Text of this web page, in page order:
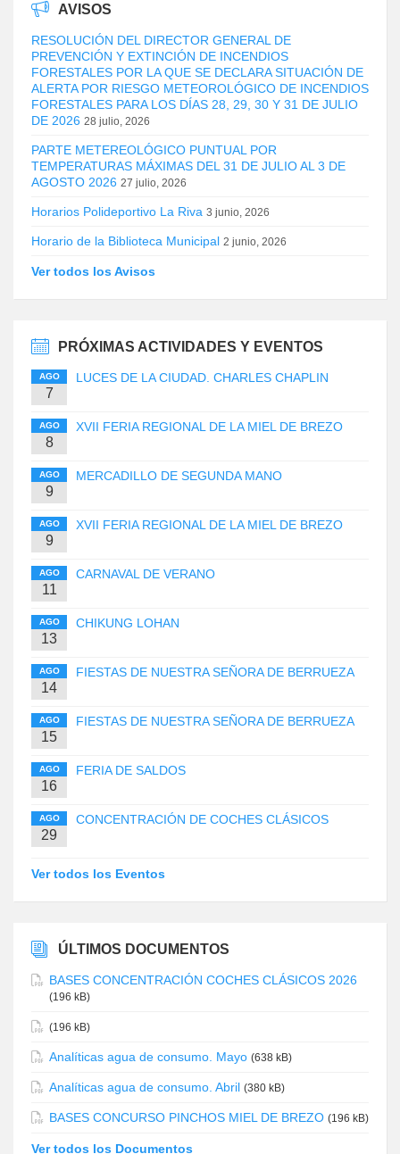
AVISOS
RESOLUCIÓN DEL DIRECTOR GENERAL DE
PREVENCIÓN Y EXTINCIÓN DE INCENDIOS
FORESTALES POR LA QUE SE DECLARA SITUACIÓN DE
ALERTA POR RIESGO METEOROLÓGICO DE INCENDIOS
FORESTALES PARA LOS DÍAS 28, 29, 30 Y 31 DE JULIO
DE 2026 28 julio, 2026
PARTE METEREOLÓGICO PUNTUAL POR
TEMPERATURAS MÁXIMAS DEL 31 DE JULIO AL 3 DE
AGOSTO 2026 27 julio, 2026
Horarios Polideportivo La Riva 3 junio, 2026
Horario de la Biblioteca Municipal 2 junio, 2026
Ver todos los Avisos
PRÓXIMAS ACTIVIDADES Y EVENTOS
AGO
7
LUCES DE LA CIUDAD. CHARLES CHAPLIN
AGO
8
XVII FERIA REGIONAL DE LA MIEL DE BREZO
AGO
9
MERCADILLO DE SEGUNDA MANO
AGO
9
XVII FERIA REGIONAL DE LA MIEL DE BREZO
AGO
11
CARNAVAL DE VERANO
AGO
13
CHIKUNG LOHAN
AGO
14
FIESTAS DE NUESTRA SEÑORA DE BERRUEZA
AGO
15
FIESTAS DE NUESTRA SEÑORA DE BERRUEZA
AGO
16
FERIA DE SALDOS
AGO
29
CONCENTRACIÓN DE COCHES CLÁSICOS
Ver todos los Eventos
ÚLTIMOS DOCUMENTOS
BASES CONCENTRACIÓN COCHES CLÁSICOS 2026
(196 kB)
(196 kB)
Analíticas agua de consumo. Mayo (638 kB)
Analíticas agua de consumo. Abril (380 kB)
BASES CONCURSO PINCHOS MIEL DE BREZO (196 kB)
Ver todos los Documentos